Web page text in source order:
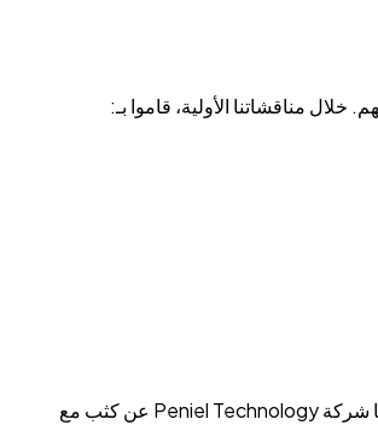
خلال مناقشاتنا الأولية، قاموا بـ:
كان تنفيذ النظام منظماً وفعالاً. وقد قدرنا الطريقة التي عملت بها شركة Peniel Technology عن كثب مع